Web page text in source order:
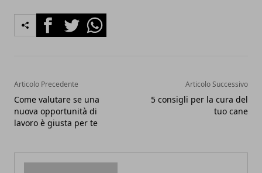
FacebookTwitterWhatsapp
Articolo Precedente
Come valutare se una
nuova opportunità di
lavoro è giusta per te
Articolo Successivo
5 consigli per la cura del
tuo cane